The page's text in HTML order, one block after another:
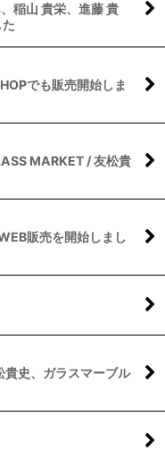
稲山 貴栄、進藤 貴
でも販売開始しま
MARKET / 友松貴
販売を開始しまし
史、ガラスマーブル